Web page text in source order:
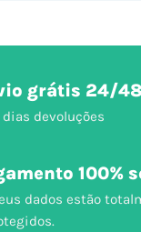
grátis 24/
dias devoluções
100%
dados estão